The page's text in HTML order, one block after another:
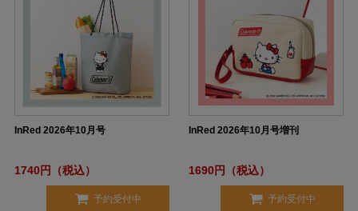
InRed 2026年10月号
1740円（税込）
予約受付中
InRed 2026年10月号増刊
1690円（税込）
予約受付中